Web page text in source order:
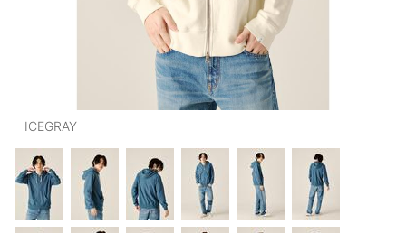
OUTERS : アウター
LADIES : レディース
PANTS/SKIRT : パンツ・スカート
TOPS : トップス
OUTERS : アウター
ICEGRAY